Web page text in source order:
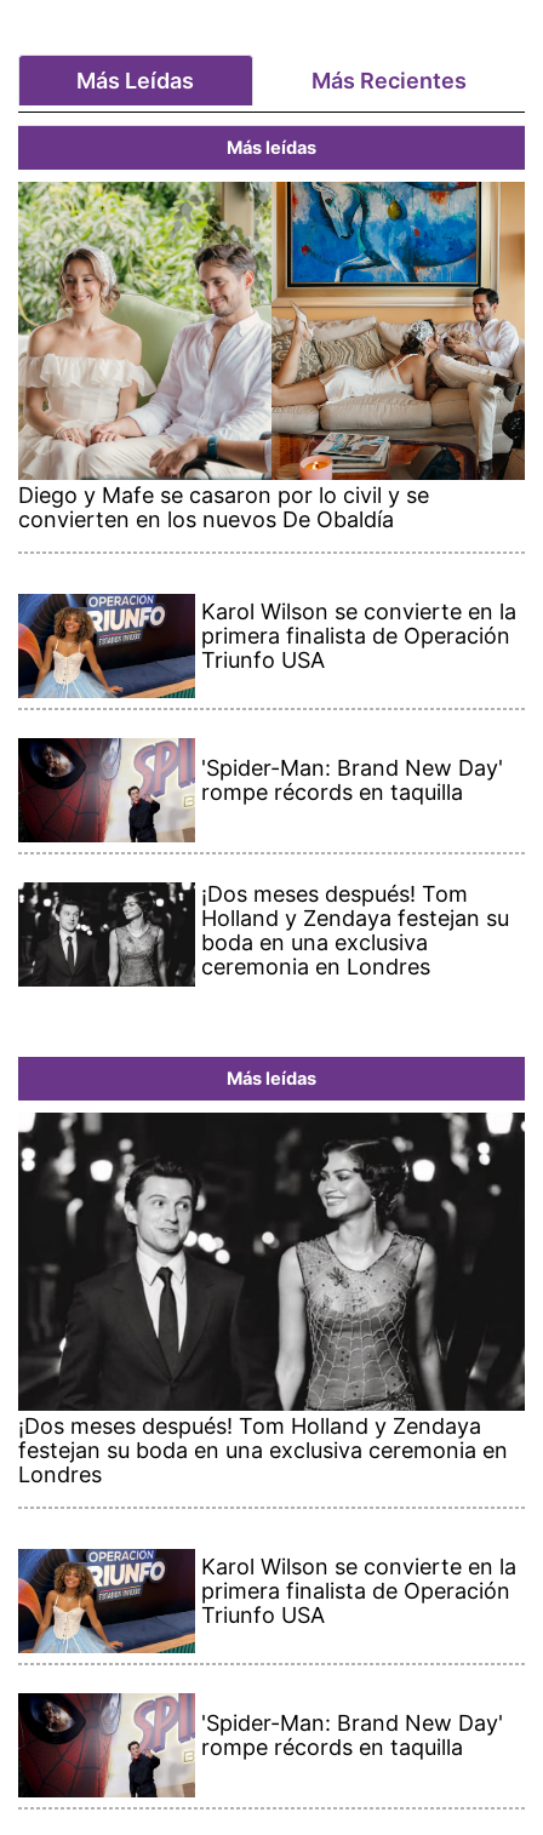
Más Leídas Más Recientes
Más leídas
Diego y Mafe se casaron por lo civil y se
convierten en los nuevos De Obaldía
Karol Wilson se convierte en la
primera finalista de Operación
Triunfo USA
'Spider-Man: Brand New Day'
rompe récords en taquilla
¡Dos meses después! Tom
Holland y Zendaya festejan su
boda en una exclusiva
ceremonia en Londres
Más leídas
¡Dos meses después! Tom Holland y Zendaya
festejan su boda en una exclusiva ceremonia en
Londres
Karol Wilson se convierte en la
primera finalista de Operación
Triunfo USA
'Spider-Man: Brand New Day'
rompe récords en taquilla